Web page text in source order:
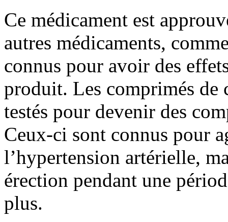
Ce médicament est
autres médicaments,
connus pour avoir des
produit. Les comprimés de
testés pour devenir des
Ceux-ci sont connus pour
l’hypertension artérielle,
érection pendant une
plus.